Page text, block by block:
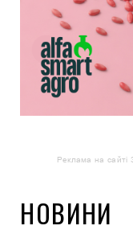
Реклама на
НОВИНИ